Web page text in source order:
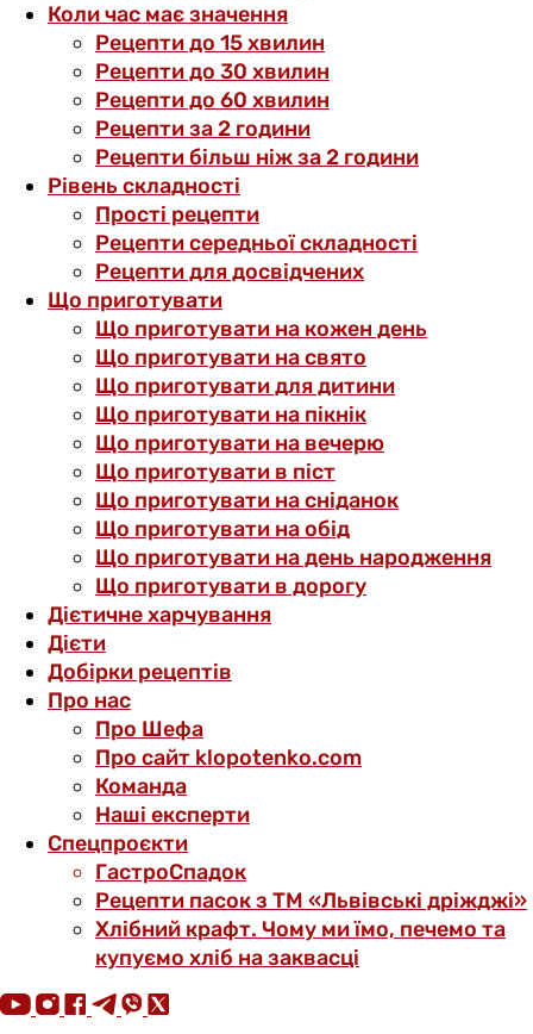
Коли час має значення
Рецепти до 15 хвилин
Рецепти до 30 хвилин
Рецепти до 60 хвилин
Рецепти за 2 години
Рецепти більш ніж за 2 години
Рівень складності
Прості рецепти
Рецепти середньої складності
Рецепти для досвідчених
Що приготувати
Що приготувати на кожен день
Що приготувати на свято
Що приготувати для дитини
Що приготувати на пікнік
Що приготувати на вечерю
Що приготувати в піст
Що приготувати на сніданок
Що приготувати на обід
Що приготувати на день народження
Що приготувати в дорогу
Дієтичне харчування
Дієти
Добірки рецептів
Про нас
Про Шефа
Про сайт klopotenko.com
Команда
Наші експерти
Спецпроєкти
ГастроСпадок
Рецепти пасок з ТМ «Львівські дріжджі»
Хлібний крафт. Чому ми їмо, печемо та
купуємо хліб на заквасці